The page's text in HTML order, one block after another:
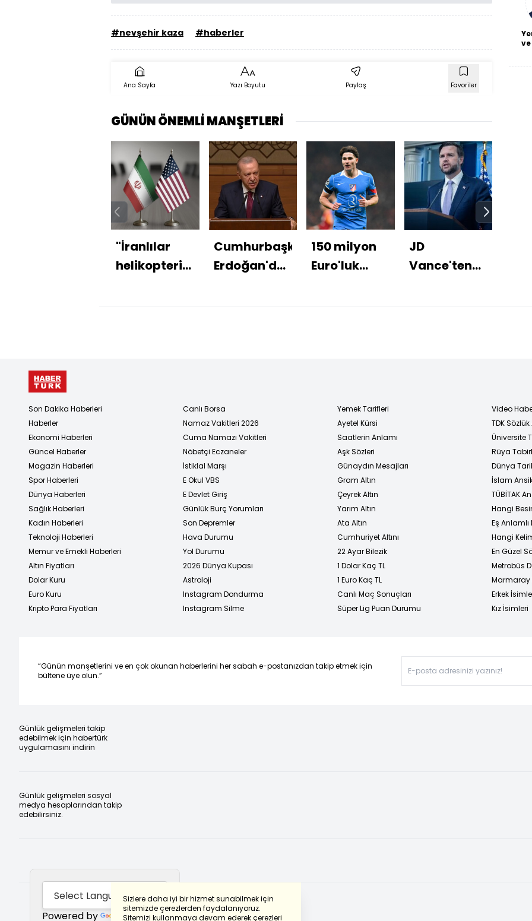
#nevşehir kaza #haberler
Ana Sayfa Yazı Boyutu Paylaş Favoriler
GÜNÜN ÖNEMLİ MANŞETLERİ
"İranlılar
helikopterimizi
Cumhurbaşkanı
Erdoğan'dan
150 milyon
Euro'luk
JD
Vance'ten
açıklaması
Sizlere daha iyi bir hizmet sunabilmek için
sitemizde çerezlerden faydalanıyoruz.
Sitemizi kullanmaya devam ederek çerezleri
Son Dakika Haberleri
Haberler
Ekonomi Haberleri
Güncel Haberler
Magazin Haberleri
Spor Haberleri
Dünya Haberleri
Sağlık Haberleri
Kadın Haberleri
Teknoloji Haberleri
Memur ve Emekli Haberleri
Altın Fiyatları
Dolar Kuru
Euro Kuru
Kripto Para Fiyatları
Canlı Borsa
Namaz Vakitleri 2026
Cuma Namazı Vakitleri
Nöbetçi Eczaneler
İstiklal Marşı
E Okul VBS
E Devlet Giriş
Günlük Burç Yorumları
Son Depremler
Hava Durumu
Yol Durumu
2026 Dünya Kupası
Astroloji
Instagram Dondurma
Instagram Silme
Yemek Tarifleri
Ayetel Kürsi
Saatlerin Anlamı
Aşk Sözleri
Günaydın Mesajları
Gram Altın
Çeyrek Altın
Yarım Altın
Ata Altın
Cumhuriyet Altını
22 Ayar Bilezik
1 Dolar Kaç TL
1 Euro Kaç TL
Canlı Maç Sonuçları
Süper Lig Puan Durumu
Video
TDK
Üniversite
Rüya
Dünya
İslam
TÜBİTAK
Hangi
Eş
Hangi
En Güzel
Metrobüs
Marmaray
Erkek
Kız İsimleri
“Günün manşetlerini ve en çok okunan haberlerini her sabah e-postanızdan takip etmek için
bültene üye olun.”
Günlük gelişmeleri takip
edebilmek için habertürk
uygulamasını indirin
Günlük gelişmeleri sosyal
medya hesaplarından takip
edebilirsiniz.
Powered by Translate